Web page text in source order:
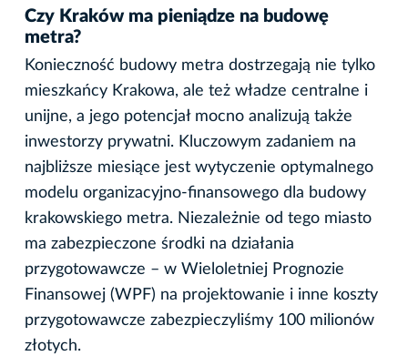
Czy Kraków ma pieniądze na budowę
metra?
Konieczność budowy metra dostrzegają nie tylko
mieszkańcy Krakowa, ale też władze centralne i
unijne, a jego potencjał mocno analizują także
inwestorzy prywatni. Kluczowym zadaniem na
najbliższe miesiące jest wytyczenie optymalnego
modelu organizacyjno-finansowego dla budowy
krakowskiego metra. Niezależnie od tego miasto
ma zabezpieczone środki na działania
przygotowawcze – w Wieloletniej Prognozie
Finansowej (WPF) na projektowanie i inne koszty
przygotowawcze zabezpieczyliśmy 100 milionów
złotych.